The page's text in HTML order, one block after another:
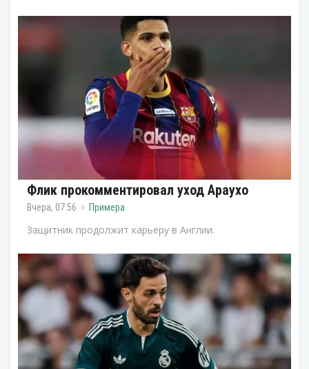
Флик прокомментировал уход Араухо
Вчера, 07:56 Примера
Защитник продолжит карьеру в Англии.